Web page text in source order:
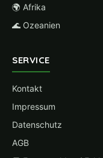
🌍 Afrika
🌊 Ozeanien
SERVICE
Kontakt
Impressum
Datenschutz
AGB